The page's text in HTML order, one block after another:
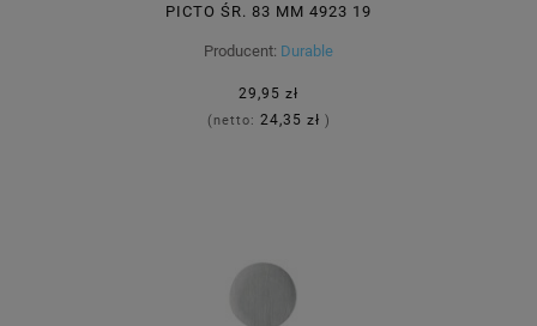
PICTO ŚR. 83 MM 4923 19
Producent: Durable
29,95 zł
(netto: 24,35 zł )